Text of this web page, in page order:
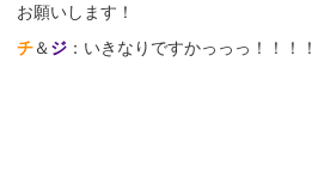
お願いします！
チ＆ ジ ：いきなりですかっっっ！！！！